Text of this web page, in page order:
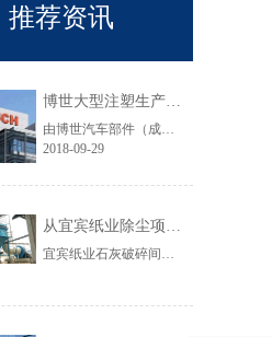
推荐资讯
博世大型注塑生产线VOC净化工程圆满结束
由博世汽车部件（成都）有限公司委托颐思达设计、制造、安装的大型注塑生产线废气净化工程项目于近日全部竣工，试运行效果显示，运行结果完全符合设计要求。
2018-09-29
从宜宾纸业除尘项目成功范例看低成本环保
宜宾纸业石灰破碎间除尘工程于近期完工，在不足30立方的空间内集成了超过三个篮球场大小的过滤面积，处理风量达每小时7万立方，实现了小体积除尘器处理大风量，开启低成本环保的时代，给处在环保高压政策下不堪重负的企业主们带来福音......